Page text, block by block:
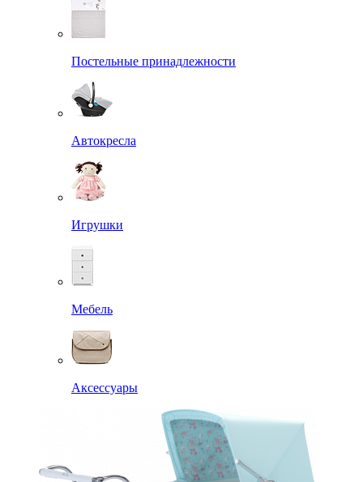
Постельные принадлежности
Автокресла
Игрушки
Мебель
Аксессуары